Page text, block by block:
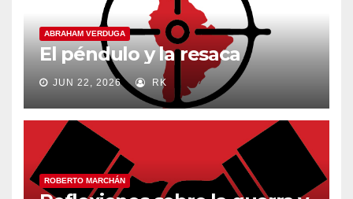
ABRAHAM VERDUGA
El péndulo y la resaca
JUN 22, 2026 RK
ROBERTO MARCHÁN